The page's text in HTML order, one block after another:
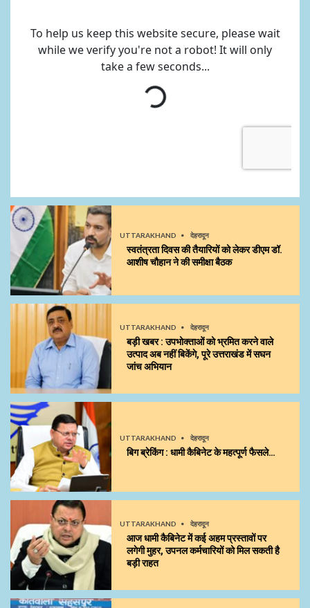
UTTARAKHAND देहरादून
स्वतंत्रता दिवस की तैयारियों को लेकर डीएम डॉ.
आशीष चौहान ने की समीक्षा बैठक
UTTARAKHAND देहरादून
बड़ी खबर : उपभोक्ताओं को भ्रमित करने वाले
उत्पाद अब नहीं बिकेंगे, पूरे उत्तराखंड में सघन
जांच अभियान
UTTARAKHAND देहरादून
बिग ब्रेकिंग : धामी कैबिनेट के महत्पूर्ण फैसले…
UTTARAKHAND देहरादून
आज धामी कैबिनेट में कई अहम प्रस्तावों पर
लगेगी मुहर, उपनल कर्मचारियों को मिल सकती है
बड़ी राहत